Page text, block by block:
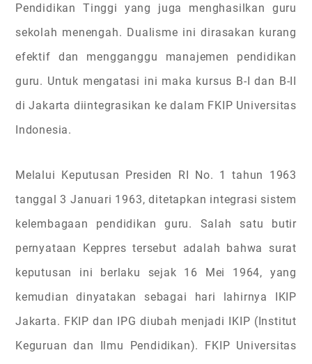
Pendidikan Tinggi yang juga menghasilkan guru
sekolah menengah. Dualisme ini dirasakan kurang
efektif dan mengganggu manajemen pendidikan
guru. Untuk mengatasi ini maka kursus B-I dan B-II
di Jakarta diintegrasikan ke dalam FKIP Universitas
Indonesia.
Melalui Keputusan Presiden RI No. 1 tahun 1963
tanggal 3 Januari 1963, ditetapkan integrasi sistem
kelembagaan pendidikan guru. Salah satu butir
pernyataan Keppres tersebut adalah bahwa surat
keputusan ini berlaku sejak 16 Mei 1964, yang
kemudian dinyatakan sebagai hari lahirnya IKIP
Jakarta. FKIP dan IPG diubah menjadi IKIP (Institut
Keguruan dan Ilmu Pendidikan). FKIP Universitas